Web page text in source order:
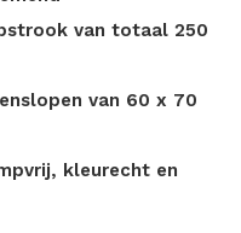
van totaal 250
van 60 x 70
kleurecht en